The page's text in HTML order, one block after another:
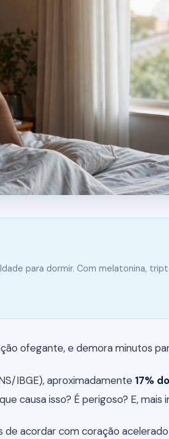
para dormir. Com melatonina,
ofegante, e demora minutos
IBGE), aproximadamente 17%
causa isso? É perigoso? E,
de acordar com coração